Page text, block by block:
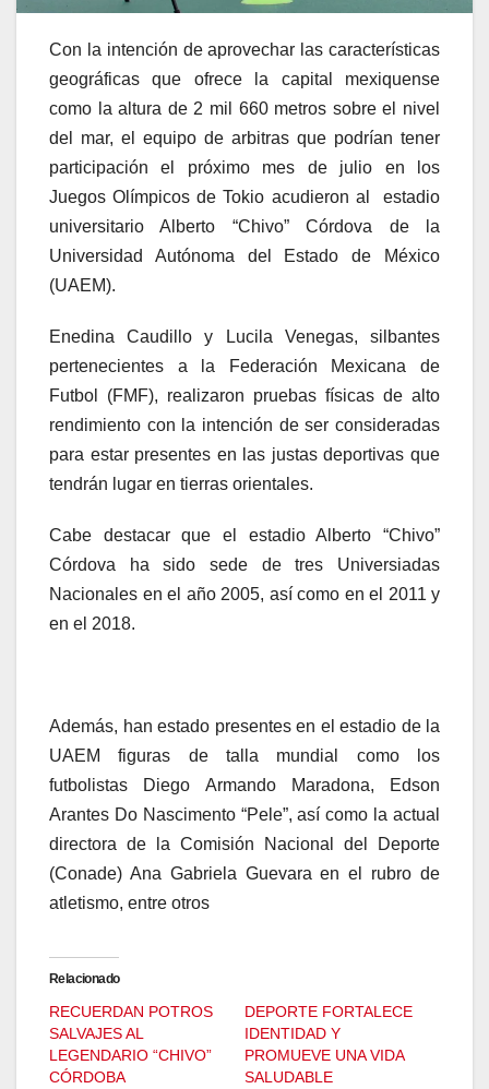
Con la intención de aprovechar las características
geográficas que ofrece la capital mexiquense
como la altura de 2 mil 660 metros sobre el nivel
del mar, el equipo de arbitras que podrían tener
participación el próximo mes de julio en los
Juegos Olímpicos de Tokio acudieron al estadio
universitario Alberto “Chivo” Córdova de la
Universidad Autónoma del Estado de México
(UAEM).
Enedina Caudillo y Lucila Venegas, silbantes
pertenecientes a la Federación Mexicana de
Futbol (FMF), realizaron pruebas físicas de alto
rendimiento con la intención de ser consideradas
para estar presentes en las justas deportivas que
tendrán lugar en tierras orientales.
Cabe destacar que el estadio Alberto “Chivo”
Córdova ha sido sede de tres Universiadas
Nacionales en el año 2005, así como en el 2011 y
en el 2018.
Además, han estado presentes en el estadio de la
UAEM figuras de talla mundial como los
futbolistas Diego Armando Maradona, Edson
Arantes Do Nascimento “Pele”, así como la actual
directora de la Comisión Nacional del Deporte
(Conade) Ana Gabriela Guevara en el rubro de
atletismo, entre otros
Relacionado
RECUERDAN POTROS
SALVAJES AL
LEGENDARIO “CHIVO”
CÓRDOBA
DEPORTE FORTALECE
IDENTIDAD Y
PROMUEVE UNA VIDA
SALUDABLE